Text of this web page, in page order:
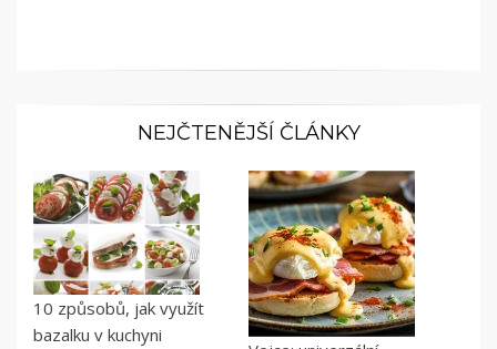
NEJČTENĚJŠÍ ČLÁNKY
10 způsobů, jak využít
bazalku v kuchyni